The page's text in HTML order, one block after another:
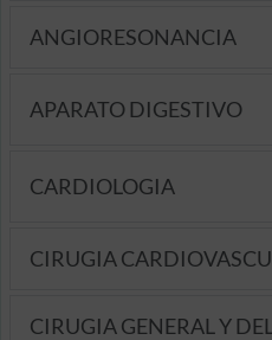
ANGIORESONANCIA
APARATO DIGESTIVO
CARDIOLOGIA
CIRUGIA
CIRUGIA GENERAL Y